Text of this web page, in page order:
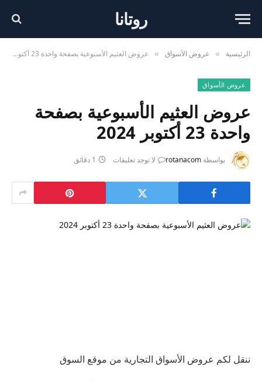
روتانا
الرئيسية » عروض الأسواق » عروض العثيم الأسبوعية بصفحة واحدة 23 أكتوبر 2024
عروض الأسواق
عروض العثيم الأسبوعية بصفحة
واحدة 23 أكتوبر 2024
بواسطة rotanacom لا توجد تعليقات 1 دقائق
ننقل لكم عروض الأسواق التجارية من موقع السوق